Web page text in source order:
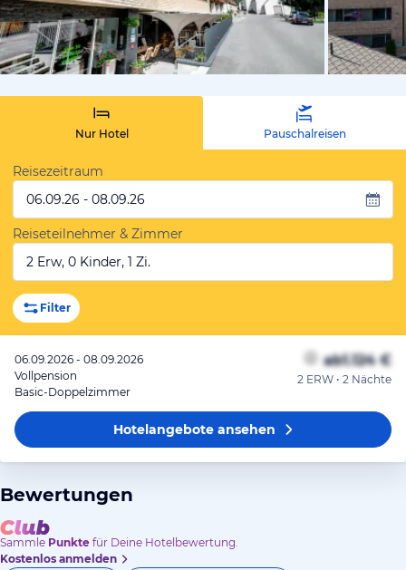
vom
Nur Hotel Pauschalreisen
Reisezeitraum
06.09.26 - 08.09.26
Reiseteilnehmer & Zimmer
2 Erw, 0 Kinder, 1 Zi.
Filter
06.09.2026 - 08.09.2026
Vollpension
Basic-Doppelzimmer
ab1.124 €
2 ERW • 2 Nächte
Hotelangeboteansehen
Bewertungen
Sammle Punkte für Deine Hotelbewertung.
Kostenlos anmelden